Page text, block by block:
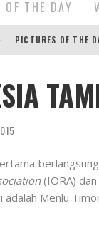
OF THE DAY
PICTURES OF THE
(IORA)
Menlu